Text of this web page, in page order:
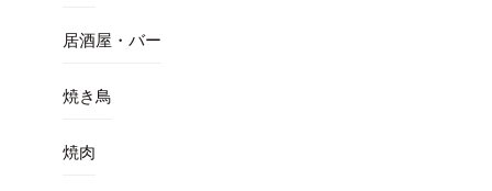
居酒屋・バー
焼き鳥
焼肉